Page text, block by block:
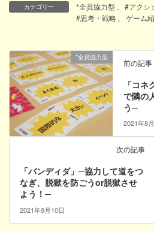
カテゴリー *全員協力型 #アクシ
#思考・戦略
ゲーム
*全員協力型
前の記事
「コ
で隣の
う─
2021年8
次の記事
「バンディダ」─協力して道をつ
なぎ、脱獄を防ごうor脱獄させ
よう！─
2021年9月10日